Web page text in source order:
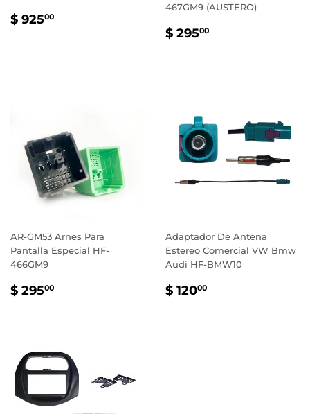
PRECIO
$ 92500
467GM9 (AUSTERO)
PRECIO
$ 29500
AR-GM53 Arnes Para
Pantalla Especial HF-
466GM9
PRECIO
$ 29500
Adaptador De Antena
Estereo Comercial VW Bmw
Audi HF-BMW10
PRECIO
$ 12000